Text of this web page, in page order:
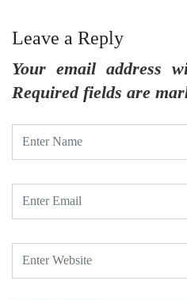
Leave a Reply
Your email address
Required fields are